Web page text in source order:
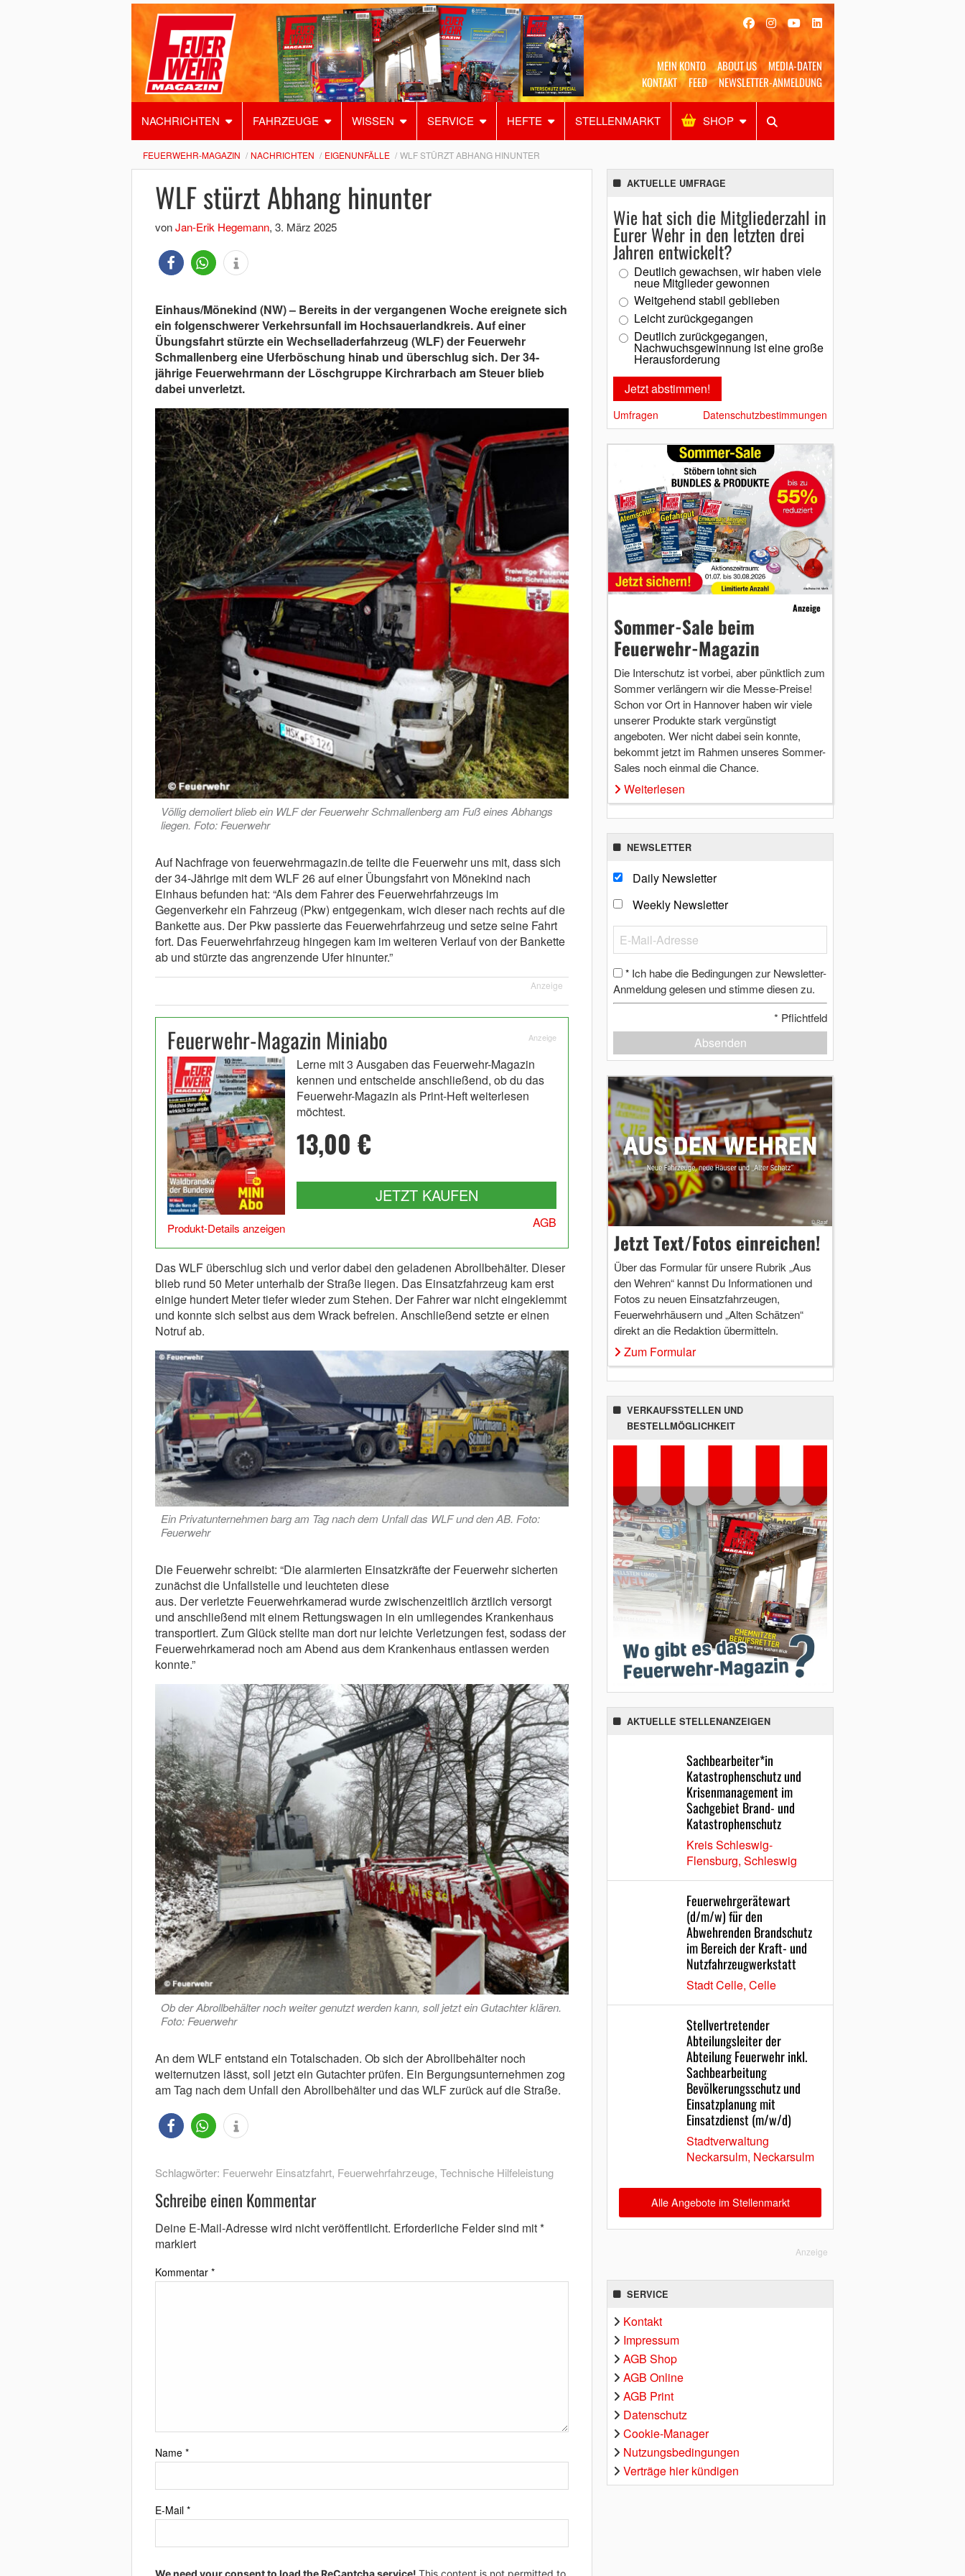
MEIN KONTO ABOUT US
MEDIA-DATEN
KONTAKT
FEED NEWSLETTER-ANMELDUNG
NACHRICHTEN FAHRZEUGE WISSEN SERVICE HEFTE STELLENMARKT SHOP
Alles Shop SUCHEN
FEUERWEHR-MAGAZIN NACHRICHTEN EIGENUNFÄLLE WLF STÜRZT ABHANG HINUNTER
WLF stürzt Abhang hinunter
vonJan-Erik Hegemann, 3. März 2025
Einhaus/Mönekind (NW) – Bereits in der vergangenen Woche ereignete sich
ein folgenschwerer Verkehrsunfall im Hochsauerlandkreis. Auf einer
Übungsfahrt stürzte ein Wechselladerfahrzeug (WLF) der Feuerwehr
Schmallenberg eine Uferböschung hinab und überschlug sich. Der 34-
jährige Feuerwehrmann der Löschgruppe Kirchrarbach am Steuer blieb
dabei unverletzt.
Völlig demoliert blieb ein WLF der Feuerwehr Schmallenberg am Fuß eines Abhangs
liegen. Foto: Feuerwehr
Auf Nachfrage von feuerwehrmagazin.de teilte die Feuerwehr uns mit, dass sich
der 34-Jährige mit dem WLF 26 auf einer Übungsfahrt von Mönekind nach
Einhaus befunden hat: “Als dem Fahrer des Feuerwehrfahrzeugs im
Gegenverkehr ein Fahrzeug (Pkw) entgegenkam, wich dieser nach rechts auf die
Bankette aus. Der Pkw passierte das Feuerwehrfahrzeug und setze seine Fahrt
fort. Das Feuerwehrfahrzeug hingegen kam im weiteren Verlauf von der Bankette
ab und stürzte das angrenzende Ufer hinunter.”
Anzeige
Feuerwehr-Magazin Miniabo Anzeige
Produkt-Details anzeigen
Lerne mit 3 Ausgaben das Feuerwehr-Magazin
kennen und entscheide anschließend, ob du das
Feuerwehr-Magazin als Print-Heft weiterlesen
möchtest.
13,00 €
JETZT KAUFEN
AGB
Das WLF überschlug sich und verlor dabei den geladenen Abrollbehälter. Dieser
blieb rund 50 Meter unterhalb der Straße liegen. Das Einsatzfahrzeug kam erst
einige hundert Meter tiefer wieder zum Stehen. Der Fahrer war nicht eingeklemmt
und konnte sich selbst aus dem Wrack befreien. Anschließend setzte er einen
Notruf ab.
Ein Privatunternehmen barg am Tag nach dem Unfall das WLF und den AB. Foto:
Feuerwehr
Die Feuerwehr schreibt: “Die alarmierten Einsatzkräfte der Feuerwehr sicherten
zunächst die Unfallstelle und leuchteten diese
aus. Der verletzte Feuerwehrkamerad wurde zwischenzeitlich ärztlich versorgt
und anschließend mit einem Rettungswagen in ein umliegendes Krankenhaus
transportiert. Zum Glück stellte man dort nur leichte Verletzungen fest, sodass der
Feuerwehrkamerad noch am Abend aus dem Krankenhaus entlassen werden
konnte.”
Ob der Abrollbehälter noch weiter genutzt werden kann, soll jetzt ein Gutachter klären.
Foto: Feuerwehr
An dem WLF entstand ein Totalschaden. Ob sich der Abrollbehälter noch
weiternutzen lässt, soll jetzt ein Gutachter prüfen. Ein Bergungsunternehmen zog
am Tag nach dem Unfall den Abrollbehälter und das WLF zurück auf die Straße.
Schlagwörter: Feuerwehr Einsatzfahrt, Feuerwehrfahrzeuge, Technische Hilfeleistung
Schreibe einen Kommentar
Deine E-Mail-Adresse wird nicht veröffentlicht. Erforderliche Felder sind mit*
markiert
Kommentar *
Name *
E-Mail *
AKTUELLE UMFRAGE
Wie hat sich die Mitgliederzahl in
Eurer Wehr in den letzten drei
Jahren entwickelt?
Deutlich gewachsen, wir haben viele
neue Mitglieder gewonnen
Weitgehend stabil geblieben
Leicht zurückgegangen
Deutlich zurückgegangen,
Nachwuchsgewinnung ist eine große
Herausforderung
Umfragen Datenschutzbestimmungen
Anzeige
Sommer-Sale beim
Feuerwehr-Magazin
Die Interschutz ist vorbei, aber pünktlich zum
Sommer verlängern wir die Messe-Preise!
Schon vor Ort in Hannover haben wir viele
unserer Produkte stark vergünstigt
angeboten. Wer nicht dabei sein konnte,
bekommt jetzt im Rahmen unseres Sommer-
Sales noch einmal die Chance.
Weiterlesen
NEWSLETTER
Daily Newsletter
Weekly Newsletter
* Ich habe die Bedingungen zur Newsletter-
Anmeldung gelesen und stimme diesen zu.
* Pflichtfeld
Absenden
Jetzt Text/Fotos einreichen!
Über das Formular für unsere Rubrik „Aus
den Wehren“ kannst Du Informationen und
Fotos zu neuen Einsatzfahrzeugen,
Feuerwehrhäusern und „Alten Schätzen“
direkt an die Redaktion übermitteln.
Zum Formular
VERKAUFSSTELLEN UND
BESTELLMÖGLICHKEIT
AKTUELLE STELLENANZEIGEN
Sachbearbeiter*in
Katastrophenschutz und
Krisenmanagement im
Sachgebiet Brand- und
Katastrophenschutz
Kreis Schleswig-
Flensburg, Schleswig
Feuerwehrgerätewart
(d/m/w) für den
Abwehrenden Brandschutz
im Bereich der Kraft- und
Nutzfahrzeugwerkstatt
Stadt Celle, Celle
Stellvertretender
Abteilungsleiter der
Abteilung Feuerwehr inkl.
Sachbearbeitung
Bevölkerungsschutz und
Einsatzplanung mit
Einsatzdienst (m/w/d)
Stadtverwaltung
Neckarsulm, Neckarsulm
Alle Angebote im Stellenmarkt
Anzeige
SERVICE
Kontakt
Impressum
AGB Shop
AGB Online
AGB Print
Datenschutz
Cookie-Manager
Nutzungsbedingungen
Verträge hier kündigen